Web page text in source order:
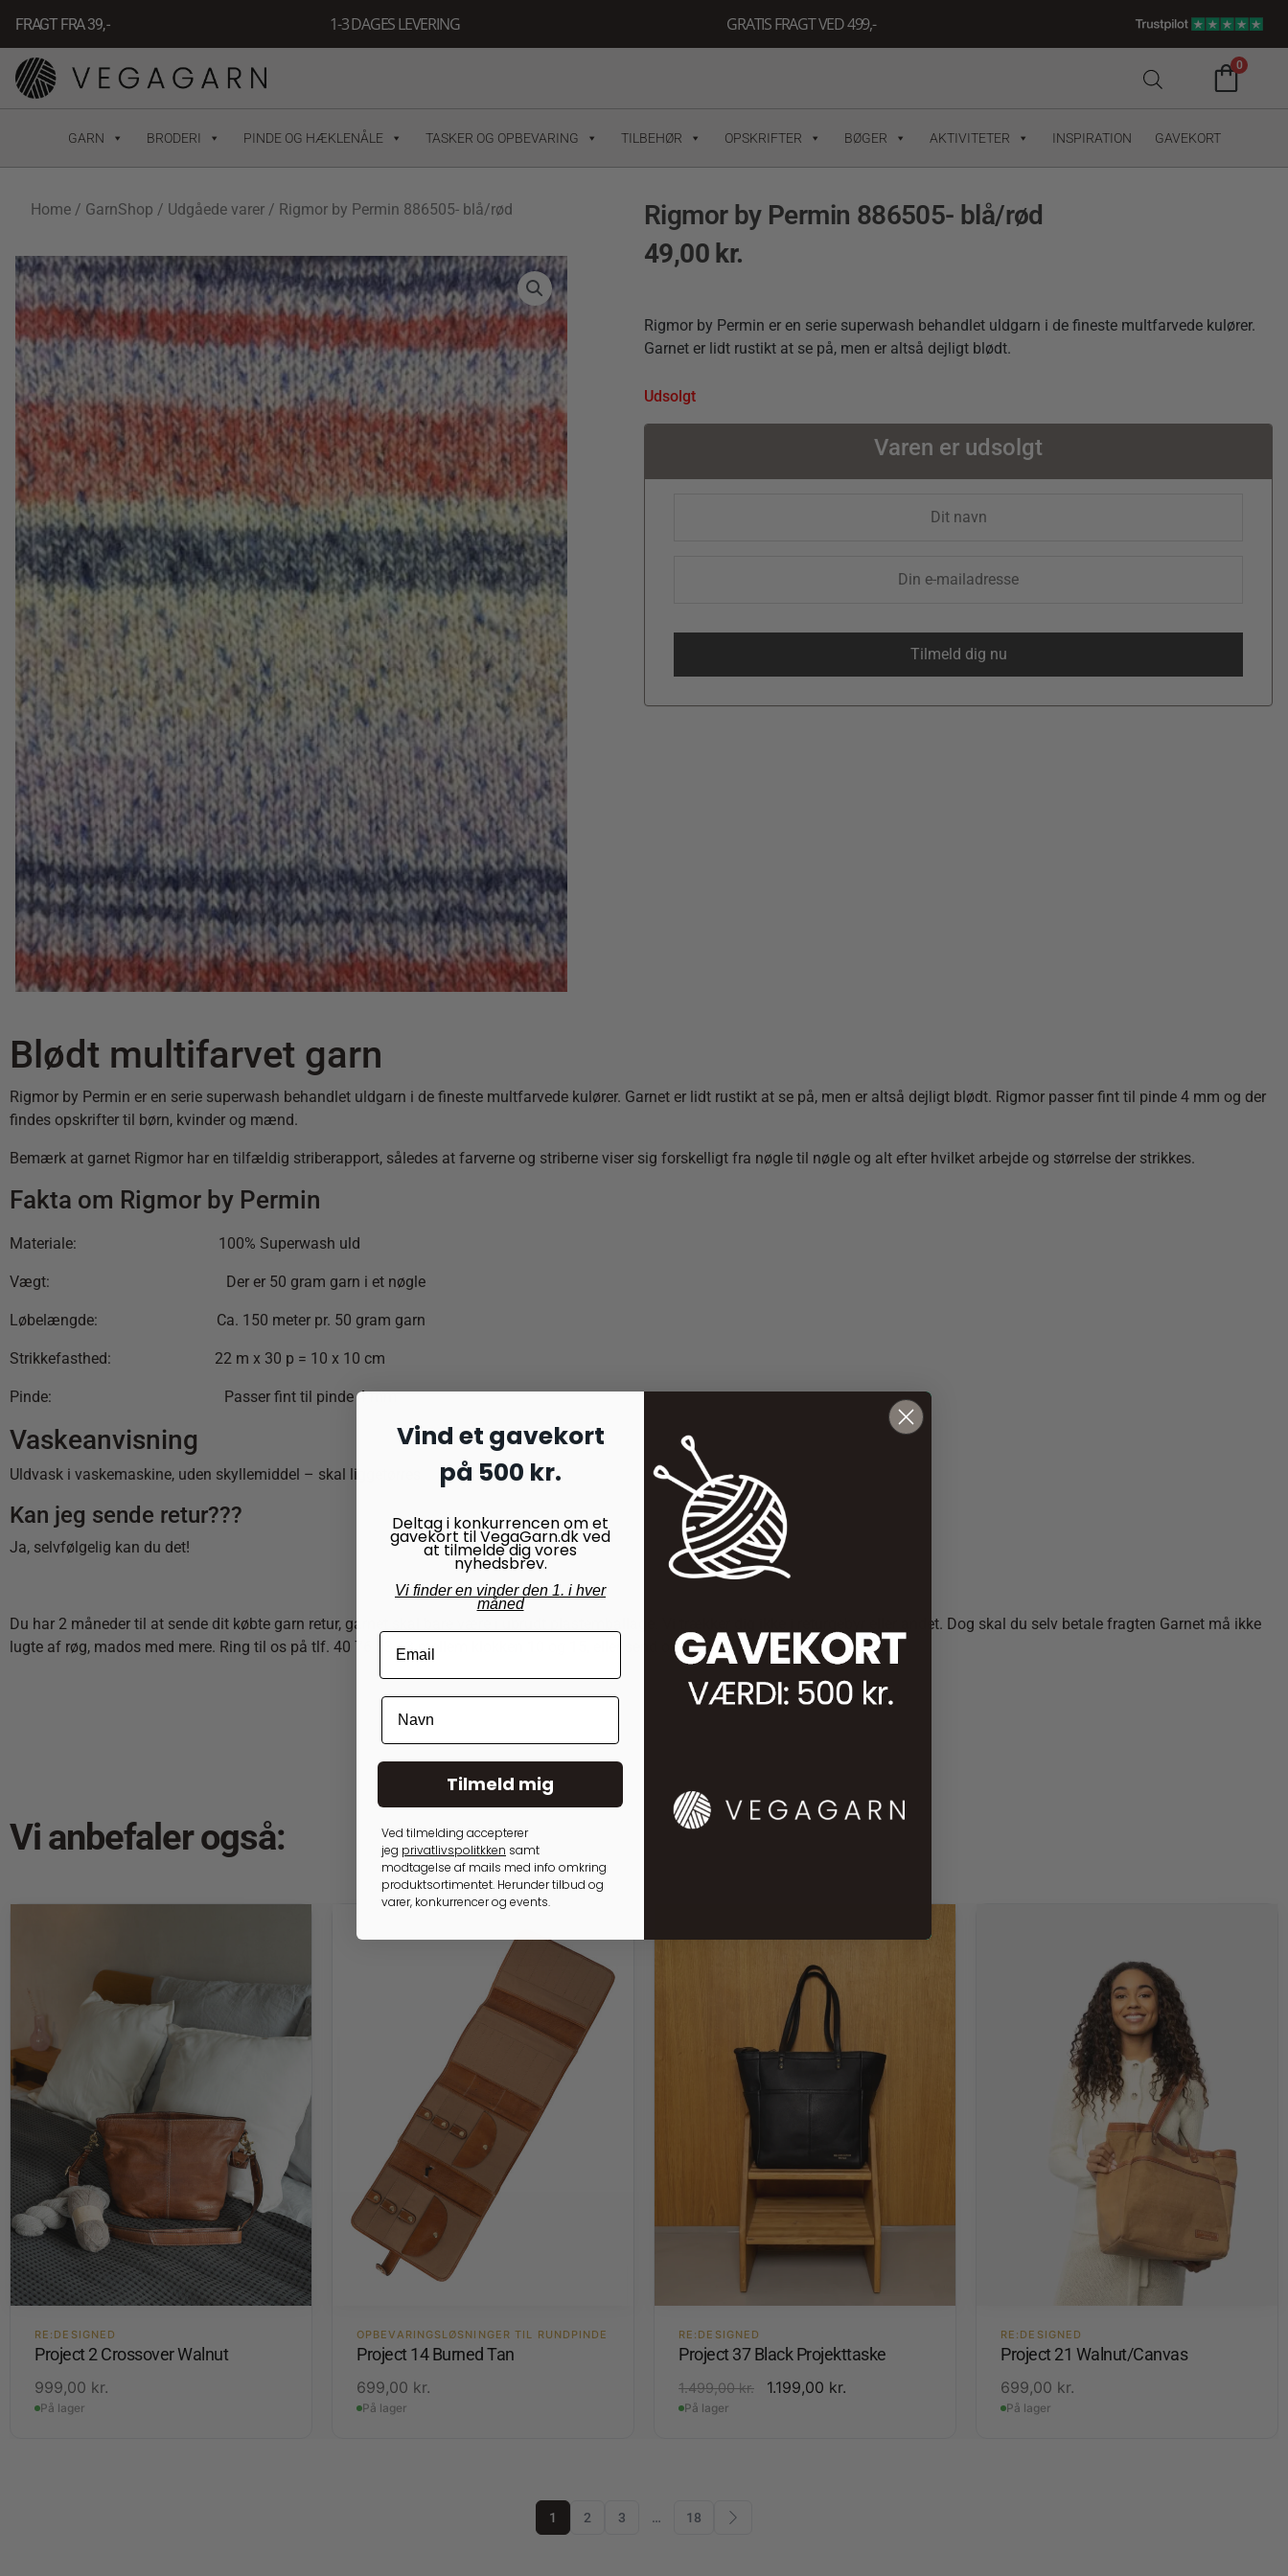
indholdet
FRAGT FRA 39, - 1-3 DAGES LEVERING GRATIS FRAGT VED 499,-
0
GARN BRODERI PINDE OG HÆKLENÅLE TASKER OG OPBEVARING TILBEHØR OPSKRIFTER BØGER AKTIVITETER INSPIRATION GAVEKORT
Home / GarnShop / Udgåede varer / Rigmor by Permin 886505- blå/rød
Rigmor by Permin 886505- blå/rød
49,00 kr.
Rigmor by Permin er en serie superwash behandlet uldgarn i de fineste multfarvede kulører.
Garnet er lidt rustikt at se på, men er altså dejligt blødt.
Udsolgt
Varen er udsolgt
Blødt multifarvet garn
Rigmor by Permin er en serie superwash behandlet uldgarn i de fineste multfarvede kulører. Garnet er lidt rustikt at se på, men er altså dejligt blødt. Rigmor passer fint til pinde 4 mm og der
findes opskrifter til børn, kvinder og mænd.
Bemærk at garnet Rigmor har en tilfældig striberapport, således at farverne og striberne viser sig forskelligt fra nøgle til nøgle og alt efter hvilket arbejde og størrelse der strikkes.
Fakta om Rigmor by Permin
Materiale: 100% Superwash uld
Vægt: Der er 50 gram garn i et nøgle
Løbelængde: Ca. 150 meter pr. 50 gram garn
Strikkefasthed: 22 m x 30 p = 10 x 10 cm
Pinde: Passer fint til pinde 4 mm
Vaskeanvisning
Uldvask i vaskemaskine, uden skyllemiddel – skal liggetørres
Kan jeg sende retur???
Ja, selvfølgelig kan du det!
Du har 2 måneder til at sende dit købte garn retur, garnet skal bare være i ubrudt plastemballage. Vi trækker dig ikke i returgebyr eller andet. Dog skal du selv betale fragten Garnet må ikke
lugte af røg, mados med mere. Ring til os på tlf. 40 76 53 63 mellem klokken 10 og 15, eller send os en mail, inden du sender retur.
Vi anbefaler også:
RE:DESIGNED
Project 2 Crossover Walnut
999,00 kr.
På lager
OPBEVARINGSLØSNINGER TIL RUNDPINDE
Project 14 Burned Tan
699,00 kr.
På lager
RE:DESIGNED
Project 37 Black Projekttaske
1.499,00kr. 1.199,00 kr.
På lager
RE:DESIGNED
Project 21 Walnut/Canvas
699,00 kr.
På lager
1 2 3 … 18
Vind et gavekort
på 500 kr.
Deltag i konkurrencen om et
gavekort til VegaGarn.dk ved
at tilmelde dig vores
nyhedsbrev.
Vi finder en vinder den 1. i hver
måned
Tilmeld mig
Ved tilmelding accepterer
jeg privatlivspolitkken samt
modtagelse af mails med info omkring
produktsortimentet. Herunder tilbud og
varer, konkurrencer og events.